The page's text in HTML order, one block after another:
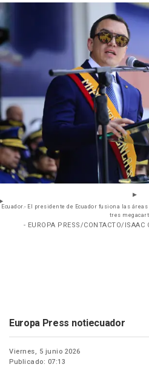
Ecuador.- El presidente de Ecuador fusiona las
tres
- EUROPA PRESS/CONTACTO/ISAAC
Europa Press notiecuador
Viernes, 5 junio 2026
Publicado: 07:13